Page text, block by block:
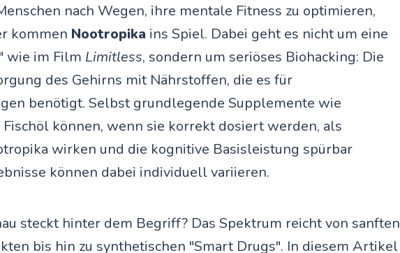
nach Wegen, ihre mentale Fitness zu optimieren,
kommen Nootropika ins Spiel. Dabei geht es nicht um eine
wie im Film Limitless, sondern um seriöses Biohacking: Die
des Gehirns mit Nährstoffen, die es für
benötigt. Selbst grundlegende Supplemente wie
können, wenn sie korrekt dosiert werden, als
wirken und die kognitive Basisleistung spürbar
können dabei individuell variieren.
steckt hinter dem Begriff? Das Spektrum reicht von sanften
bis hin zu synthetischen "Smart Drugs". In diesem Artikel